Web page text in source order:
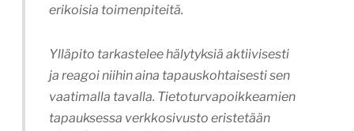
erikoisia toimenpiteitä.
Ylläpito tarkastelee hälytyksiä aktiivisesti
ja reagoi niihin aina tapauskohtaisesti sen
vaatimalla tavalla. Tietoturvapoikkeamien
tapauksessa verkkosivusto eristetään